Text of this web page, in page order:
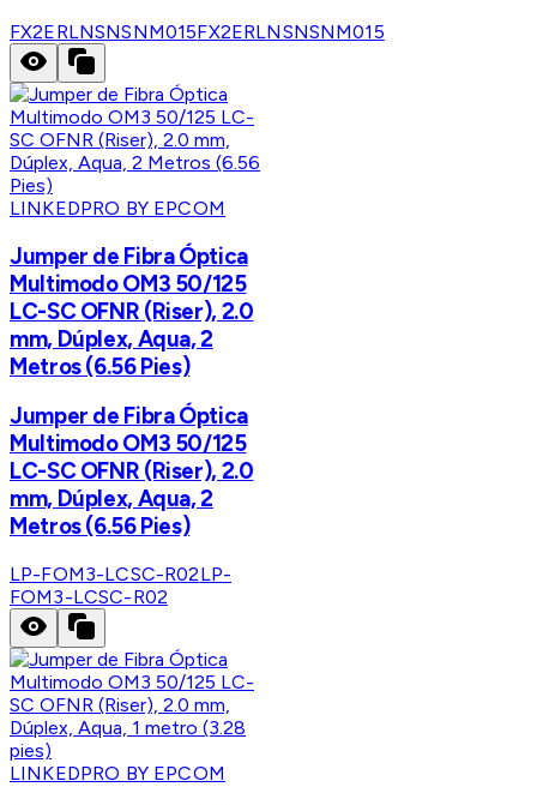
FX2ERLNSNSNM015FX2ERLNSNSNM015
LINKEDPRO BY EPCOM
Jumper de Fibra Óptica
Multimodo OM3 50/125
LC-SC OFNR (Riser), 2.0
mm, Dúplex, Aqua, 2
Metros (6.56 Pies)
Jumper de Fibra Óptica
Multimodo OM3 50/125
LC-SC OFNR (Riser), 2.0
mm, Dúplex, Aqua, 2
Metros (6.56 Pies)
LP-FOM3-LCSC-R02LP-
FOM3-LCSC-R02
LINKEDPRO BY EPCOM